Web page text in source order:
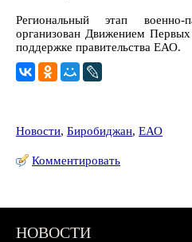
Региональный этап
организован Движением
поддержке правительства ЕАО.
Новости, Биробиджан, ЕАО
Комментировать
НОВОСТИ